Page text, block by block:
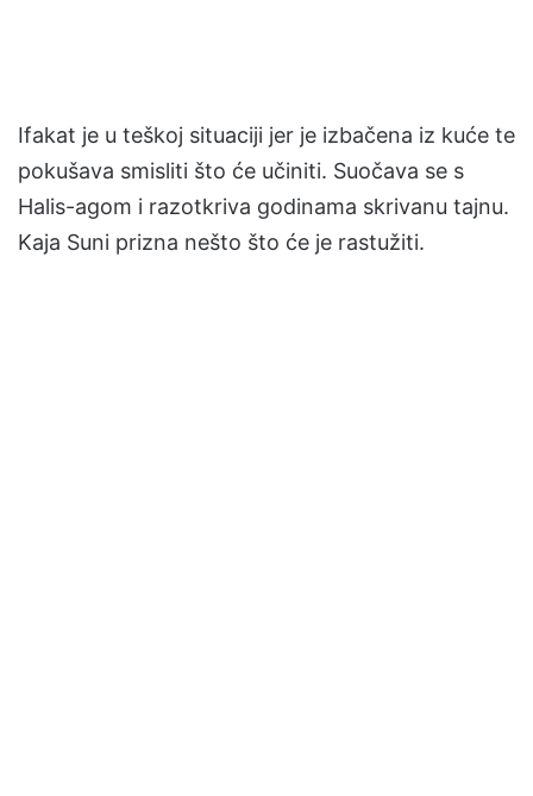
Ifakat je u teškoj situaciji jer je izbačena iz kuće te
pokušava smisliti što će učiniti. Suočava se s
Halis-agom i razotkriva godinama skrivanu tajnu.
Kaja Suni prizna nešto što će je rastužiti.